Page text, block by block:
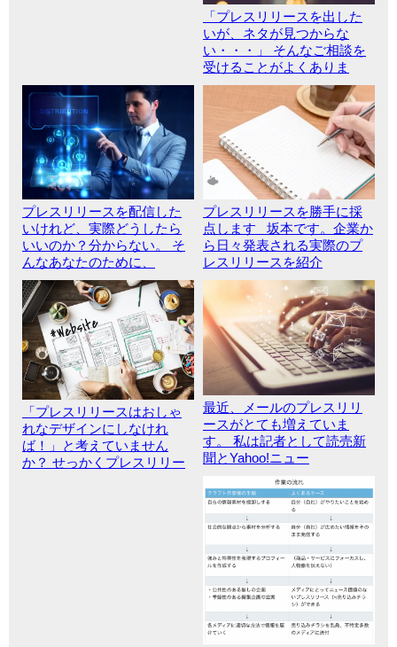
「プレスリリースを出した
いが、ネタが見つからな
い・・・」 そんなご相談を
受けることがよくありま
プレスリリースを配信した
いけれど、実際どうしたら
いいのか？分からない。 そ
んなあなたのために、
プレスリリースを勝手に採
点します 坂本です。企業か
ら日々発表される実際のプ
レスリリースを紹介
「プレスリリースはおしゃ
れなデザインにしなけれ
ば！」と考えていません
か？ せっかくプレスリリー
最近、メールのプレスリリ
ースがとても増えていま
す。 私は記者として読売新
聞とYahoo!ニュー